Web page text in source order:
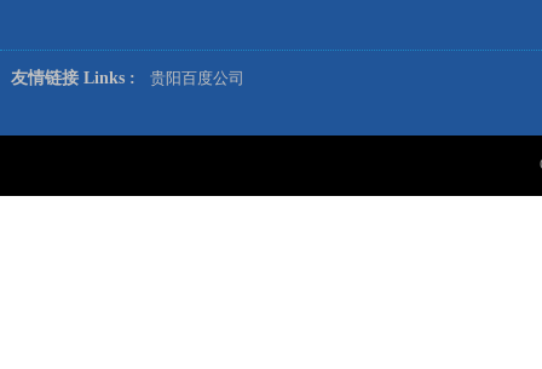
友情链接 Links : 贵阳百度公司